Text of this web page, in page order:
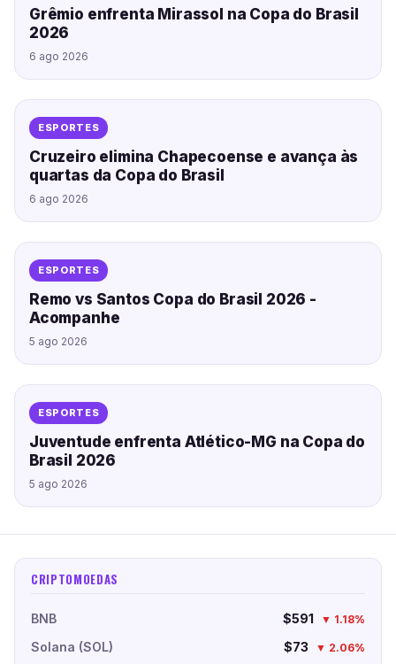
Grêmio enfrenta Mirassol na Copa do Brasil
2026
6 ago 2026
ESPORTES
Cruzeiro elimina Chapecoense e avança às
quartas da Copa do Brasil
6 ago 2026
ESPORTES
Remo vs Santos Copa do Brasil 2026 -
Acompanhe
5 ago 2026
ESPORTES
Juventude enfrenta Atlético-MG na Copa do
Brasil 2026
5 ago 2026
CRIPTOMOEDAS
BNB $591 ▼ 1.18%
Solana (SOL) $73 ▼ 2.06%